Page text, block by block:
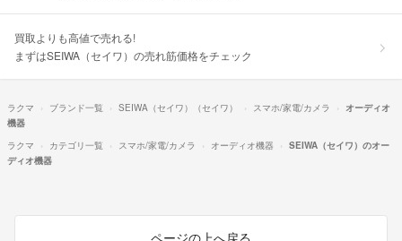
買取よりも高値で売れる!
まずはSEIWA（セイワ）の売れ筋価格をチェック
ラクマ ブランド一覧 SEIWA（セイワ）（セイワ） スマホ/家電/カメラ
オーディオ
機器
ラクマ
カテゴリ一覧 スマホ/家電/カメラ オーディオ機器
SEIWA（セイワ）のオー
ディオ機器